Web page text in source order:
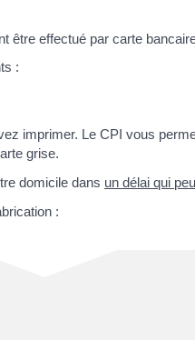
être effectué par carte
:
imprimer. Le CPI vous
grise.
domicile dans un délai qui
: